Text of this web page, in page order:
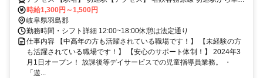
10分
時給1,300円～1,500円
岐阜県羽島郡
勤務時間・シフト詳細 12:00~18:00休憩は法定通り
仕事内容 【中高年の方も活躍されている職場です！】 【未経験の方
も活躍されている職場です！】 【安心のサポート体制！】 2024年3
月1日オープン！ 放課後等デイサービスでの児童指導員業務。 ・
「遊...